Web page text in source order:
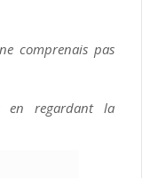
comprenais pas
en regardant la